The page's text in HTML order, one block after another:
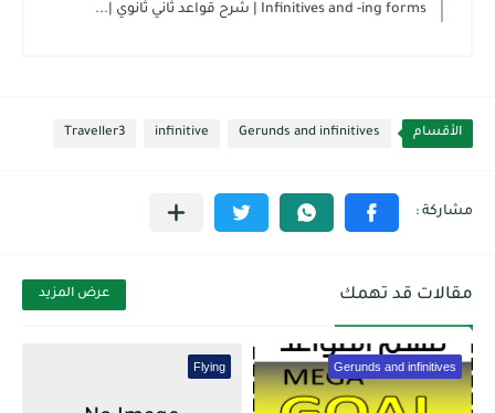
Infinitives and -ing forms | شرح قواعد ثاني ثانوي |...
الأقسام Gerunds and infinitives
infinitive
Traveller3
مقالات قد تهمك عرض المزيد
Gerunds and infinitives
Flying